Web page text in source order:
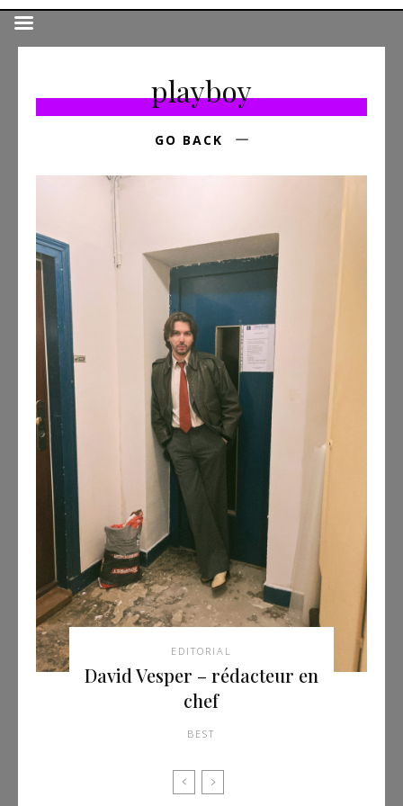
playboy
GO BACK
EDITORIAL
David Vesper – rédacteur en
chef
BEST